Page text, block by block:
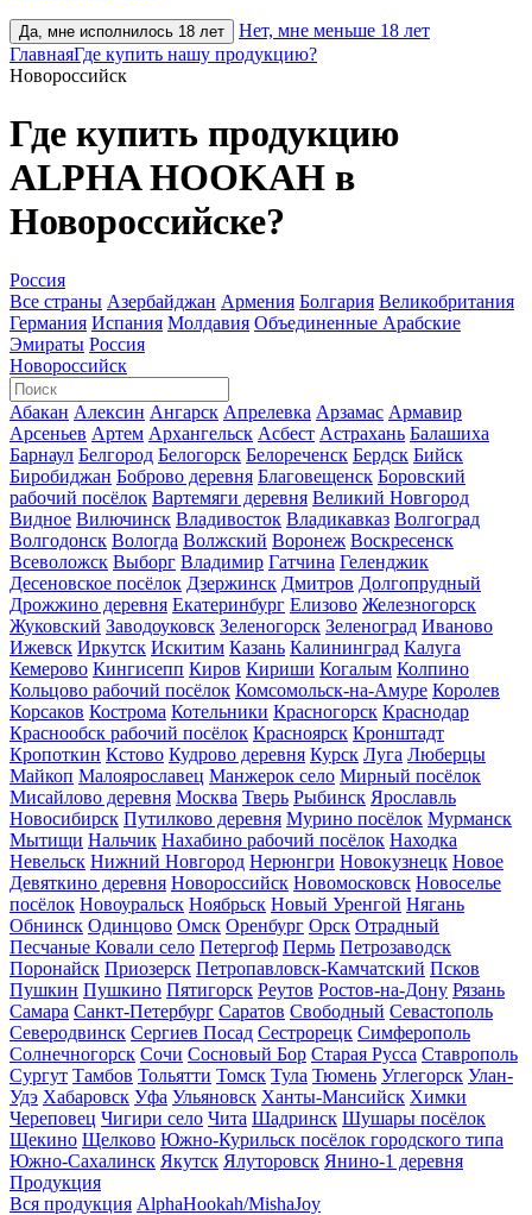
Да, мне исполнилось 18 лет
Нет, мне меньше 18 лет
ГлавнаяГде купить нашу продукцию?
Новороссийск
Где купить продукцию
ALPHA HOOKAH в
Новороссийске?
Россия
Все страны Азербайджан Армения Болгария Великобритания
Германия Испания Молдавия Объединенные Арабские
Эмираты Россия
Новороссийск
Абакан Алексин Ангарск Апрелевка Арзамас Армавир
Арсеньев Артем Архангельск Асбест Астрахань Балашиха
Барнаул Белгород Белогорск Белореченск Бердск Бийск
Биробиджан Боброво деревня Благовещенск Боровский
рабочий посёлок Вартемяги деревня Великий Новгород
Видное Вилючинск Владивосток Владикавказ Волгоград
Волгодонск Вологда Волжский Воронеж Воскресенск
Всеволожск Выборг Владимир Гатчина Геленджик
Десеновское посёлок Дзержинск Дмитров Долгопрудный
Дрожжино деревня Екатеринбург Елизово Железногорск
Жуковский Заводоуковск Зеленогорск Зеленоград Иваново
Ижевск Иркутск Искитим Казань Калининград Калуга
Кемерово Кингисепп Киров Кириши Когалым Колпино
Кольцово рабочий посёлок Комсомольск-на-Амуре Королев
Корсаков Кострома Котельники Красногорск Краснодар
Краснообск рабочий посёлок Красноярск Кронштадт
Кропоткин Кстово Кудрово деревня Курск Луга Люберцы
Майкоп Малоярославец Манжерок село Мирный посёлок
Мисайлово деревня Москва Тверь Рыбинск Ярославль
Новосибирск Путилково деревня Мурино посёлок Мурманск
Мытищи Нальчик Нахабино рабочий посёлок Находка
Невельск Нижний Новгород Нерюнгри Новокузнецк Новое
Девяткино деревня Новороссийск Новомосковск Новоселье
посёлок Новоуральск Ноябрьск Новый Уренгой Нягань
Обнинск Одинцово Омск Оренбург Орск Отрадный
Песчаные Ковали село Петергоф Пермь Петрозаводск
Поронайск Приозерск Петропавловск-Камчатский Псков
Пушкин Пушкино Пятигорск Реутов Ростов-на-Дону Рязань
Самара Санкт-Петербург Саратов Свободный Севастополь
Северодвинск Сергиев Посад Сестрорецк Симферополь
Солнечногорск Сочи Сосновый Бор Старая Русса Ставрополь
Сургут Тамбов Тольятти Томск Тула Тюмень Углегорск Улан-
Удэ Хабаровск Уфа Ульяновск Ханты-Мансийск Химки
Череповец Чигири село Чита Шадринск Шушары посёлок
Щекино Щелково Южно-Курильск посёлок городского типа
Южно-Сахалинск Якутск Ялуторовск Янино-1 деревня
Продукция
Вся продукция AlphaHookah/MishaJoy